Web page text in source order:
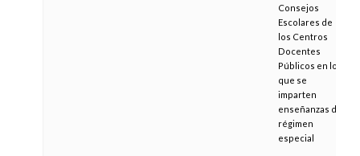
Consejos
Escolares de
los Centros
Docentes
Públicos en los
que se
imparten
enseñanzas de
régimen
especial